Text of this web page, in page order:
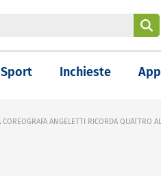
Sport Inchieste
COREOGRAFA ANGELETTI RICORDA QUATTRO